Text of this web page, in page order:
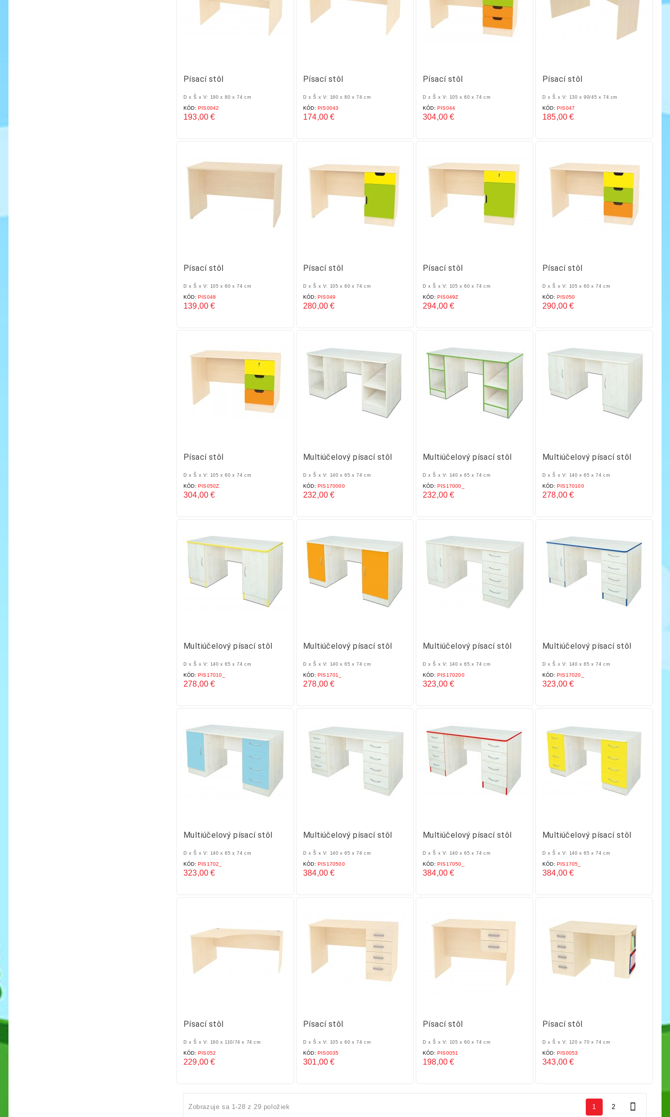
Písací stôl
D x Š x V: 190 x 80 x 74 cm
KÓD: PIS0042
193,00 €
Písací stôl
D x Š x V: 160 x 80 x 74 cm
KÓD: PIS0043
174,00 €
Písací stôl
D x Š x V: 105 x 60 x 74 cm
KÓD: PIS044
304,00 €
Písací stôl
D x Š x V: 130 x 90/45 x 74 cm
KÓD: PIS047
185,00 €
Písací stôl
D x Š x V: 105 x 60 x 74 cm
KÓD: PIS048
139,00 €
Písací stôl
D x Š x V: 105 x 60 x 74 cm
KÓD: PIS049
280,00 €
Písací stôl
D x Š x V: 105 x 60 x 74 cm
KÓD: PIS049Z
294,00 €
Písací stôl
D x Š x V: 105 x 60 x 74 cm
KÓD: PIS050
290,00 €
Písací stôl
D x Š x V: 105 x 60 x 74 cm
KÓD: PIS050Z
304,00 €
Multiúčelový písací stôl
D x Š x V: 140 x 65 x 74 cm
KÓD: PIS170000
232,00 €
Multiúčelový písací stôl
D x Š x V: 140 x 65 x 74 cm
KÓD: PIS17000_
232,00 €
Multiúčelový písací stôl
D x Š x V: 140 x 65 x 74 cm
KÓD: PIS170100
278,00 €
Multiúčelový písací stôl
D x Š x V: 140 x 65 x 74 cm
KÓD: PIS17010_
278,00 €
Multiúčelový písací stôl
D x Š x V: 140 x 65 x 74 cm
KÓD: PIS1701_
278,00 €
Multiúčelový písací stôl
D x Š x V: 140 x 65 x 74 cm
KÓD: PIS170200
323,00 €
Multiúčelový písací stôl
D x Š x V: 140 x 65 x 74 cm
KÓD: PIS17020_
323,00 €
Multiúčelový písací stôl
D x Š x V: 140 x 65 x 74 cm
KÓD: PIS1702_
323,00 €
Multiúčelový písací stôl
D x Š x V: 140 x 65 x 74 cm
KÓD: PIS170500
384,00 €
Multiúčelový písací stôl
D x Š x V: 140 x 65 x 74 cm
KÓD: PIS17050_
384,00 €
Multiúčelový písací stôl
D x Š x V: 140 x 65 x 74 cm
KÓD: PIS1705_
384,00 €
Písací stôl
D x Š x V: 160 x 110/74 x 74 cm
KÓD: PIS052
229,00 €
Písací stôl
D x Š x V: 105 x 60 x 74 cm
KÓD: PIS0035
301,00 €
Písací stôl
D x Š x V: 105 x 60 x 74 cm
KÓD: PIS0051
198,00 €
Písací stôl
D x Š x V: 120 x 70 x 74 cm
KÓD: PIS0053
343,00 €
Zobrazuje sa 1-28 z 29 položiek 1 2 